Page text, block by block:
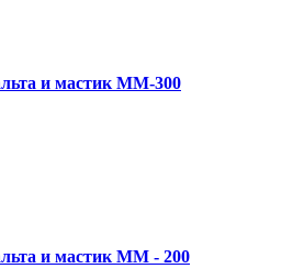
и мастик MM-300
и мастик MM - 200